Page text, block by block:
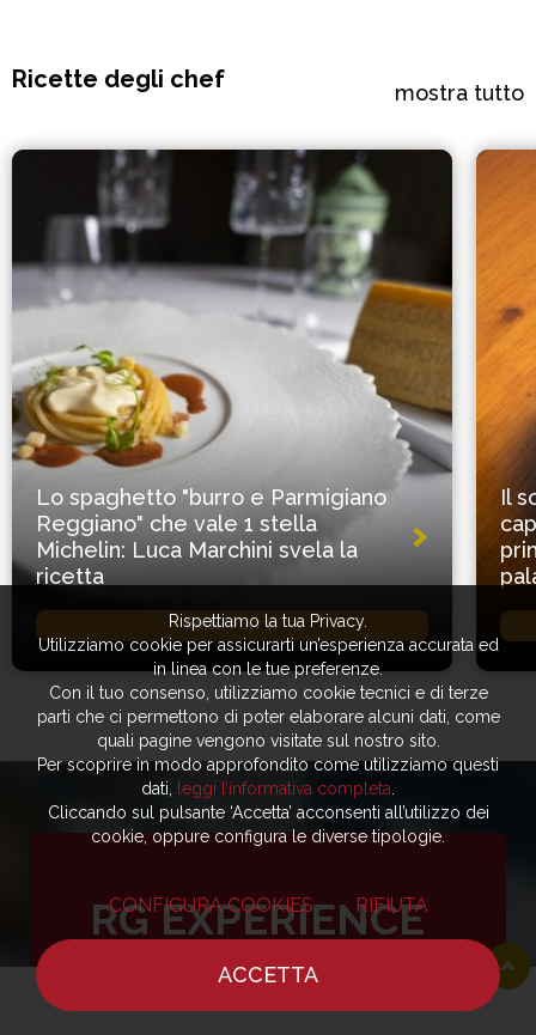
Ricette degli chef mostra tutto
Lo spaghetto "burro e Parmigiano
Reggiano" che vale 1 stella
Michelin: Luca Marchini svela la
ricetta
PRIMI PIATTI
Il
RG EXPERIENCE
SCOPRI L’ESPERIENZA
PERSONALIZZATA DI
Rispettiamo la tua Privacy.
Utilizziamo cookie per assicurarti un’esperienza accurata ed
in linea con le tue preferenze.
Con il tuo consenso, utilizziamo cookie tecnici e di terze
parti che ci permettono di poter elaborare alcuni dati, come
quali pagine vengono visitate sul nostro sito.
Per scoprire in modo approfondito come utilizziamo questi
dati,
leggi l’informativa completa
Cliccando sul pulsante ‘Accetta’ acconsenti all’utilizzo dei
cookie, oppure configura le diverse tipologie.
CONFIGURA COOKIES RIFIUTA
ACCETTA